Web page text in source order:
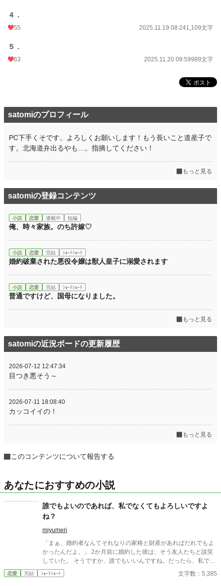
月間ポイント
年間ポイント
累計ポイント
４．
55 2025.11.19 08:241,109文字
５．
63 2025.11.20 09:59989文字
satomiのプロフィール
PC下手くそです。よろしくお願いします！もう長いこと道産子で
す。北海道弁出るやも…。指摘してください！
もっと見る
satomiの登録コンテンツ
小説 恋愛 連載中 短編
俺、時々家族。のち許嫁♡
小説 恋愛 完結 ｼｮｰﾄｼｮｰﾄ
婚約破棄された悪役令嬢は獣人皇子に溺愛されます
小説 恋愛 完結 ｼｮｰﾄｼｮｰﾄ
普通ですけど、国母になりました。
もっと見る
satomiの近況ボードの更新履歴
2026-07-12 12:47:34
目つき悪そう～
2026-07-11 18:08:40
カッコイイの！
もっと見る
このコンテンツについて報告する
あなたにおすすめの小説
誰でもよいのであれば、私でなくてもよろしいですよ
ね？
miyumeri
「まぁ、婚約者なんてそれなりの家格と財産があればだれでもよ
かったんだよ。」 2か月前に婚約した彼は、そう友人たちと談笑
していた。 そうですか、誰でもいいんですね。だったら、私でな
くてもよいですよね？ 最初、この馬鹿子息を主人公に書いていた
のですが なんだか、先にこのお嬢様のお話を書いたほうが 彼の心
恋愛 完結 ｼｮｰﾄｼｮｰﾄ 文字数：5,385